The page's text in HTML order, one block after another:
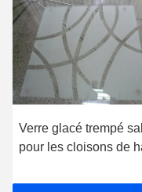
Verre glacé trempé
pour les cloisons de